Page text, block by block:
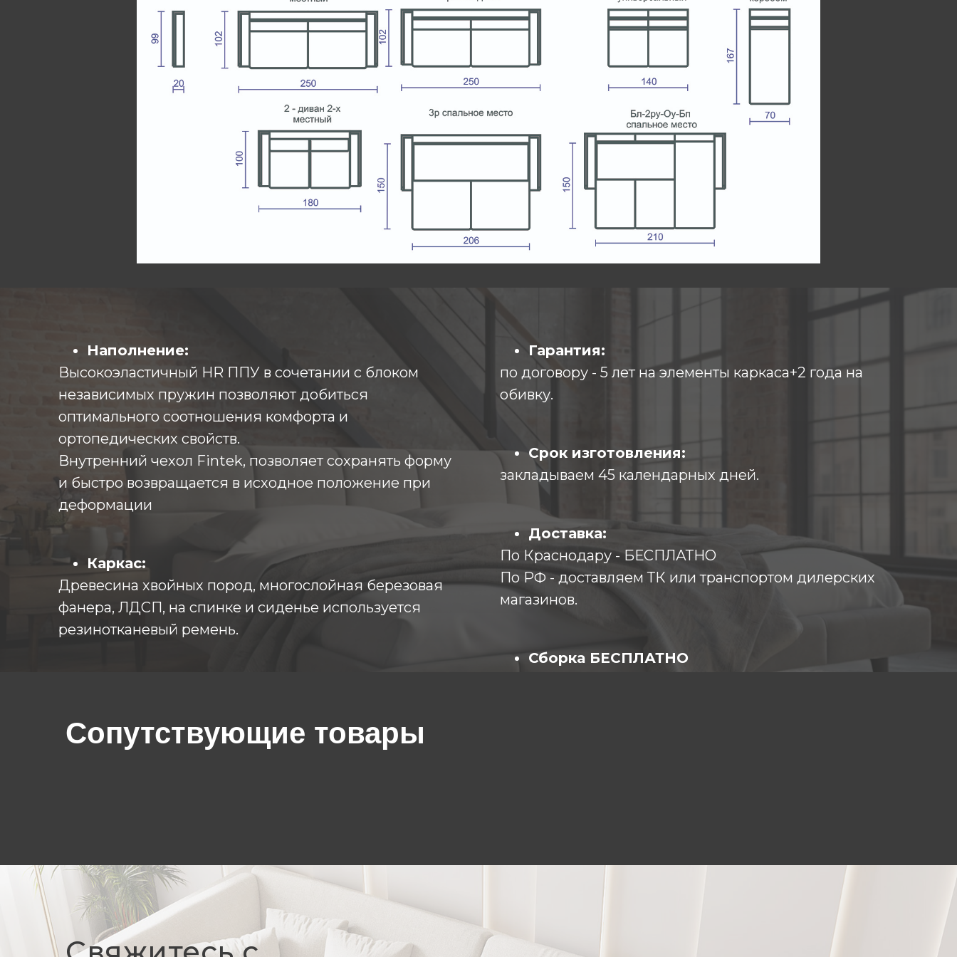
Наполнение:
Высокоэластичный HR ППУ в сочетании с блоком
независимых пружин позволяют добиться
оптимального соотношения комфорта и
ортопедических свойств.
Внутренний чехол Fintek, позволяет сохранять форму
и быстро возвращается в исходное положение при
деформации
Каркас:
Древесина хвойных пород, многослойная березовая
фанера, ЛДСП, на спинке и сиденье используется
резинотканевый ремень.
Гарантия:
по договору - 5 лет на элементы каркаса+2 года на
обивку.
Срок изготовления:
закладываем 45 календарных дней.
Доставка:
По Краснодару - БЕСПЛАТНО
По РФ - доставляем ТК или транспортом дилерских
магазинов.
Сборка БЕСПЛАТНО
Сопутствующие товары